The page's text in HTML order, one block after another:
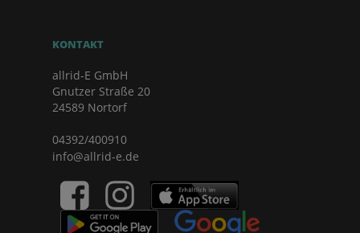
KONTAKT
allrid-E GmbH
Gnutzer Straße 20
24589 Nortorf
04392/400910
info@allrid-e.de